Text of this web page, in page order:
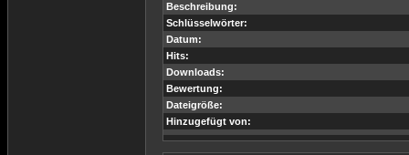
Beschreibung:
Schlüsselwörter:
Datum:
Hits:
Downloads:
Bewertung:
Dateigröße:
Hinzugefügt von: